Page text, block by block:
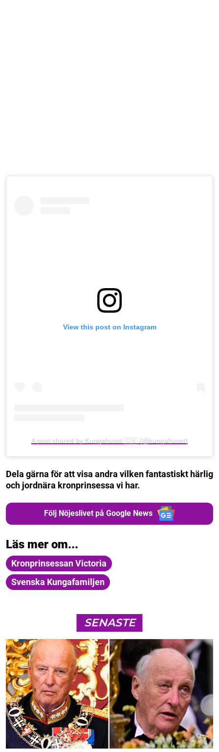
View this post on Instagram
A post shared by Kungahuset 🇸🇪 (@kungahuset)
Dela gärna för att visa andra vilken fantastiskt härlig
och jordnära kronprinsessa vi har.
Följ Nöjeslivet på Google News
Läs mer om...
Kronprinsessan Victoria
Svenska Kungafamiljen
SENASTE